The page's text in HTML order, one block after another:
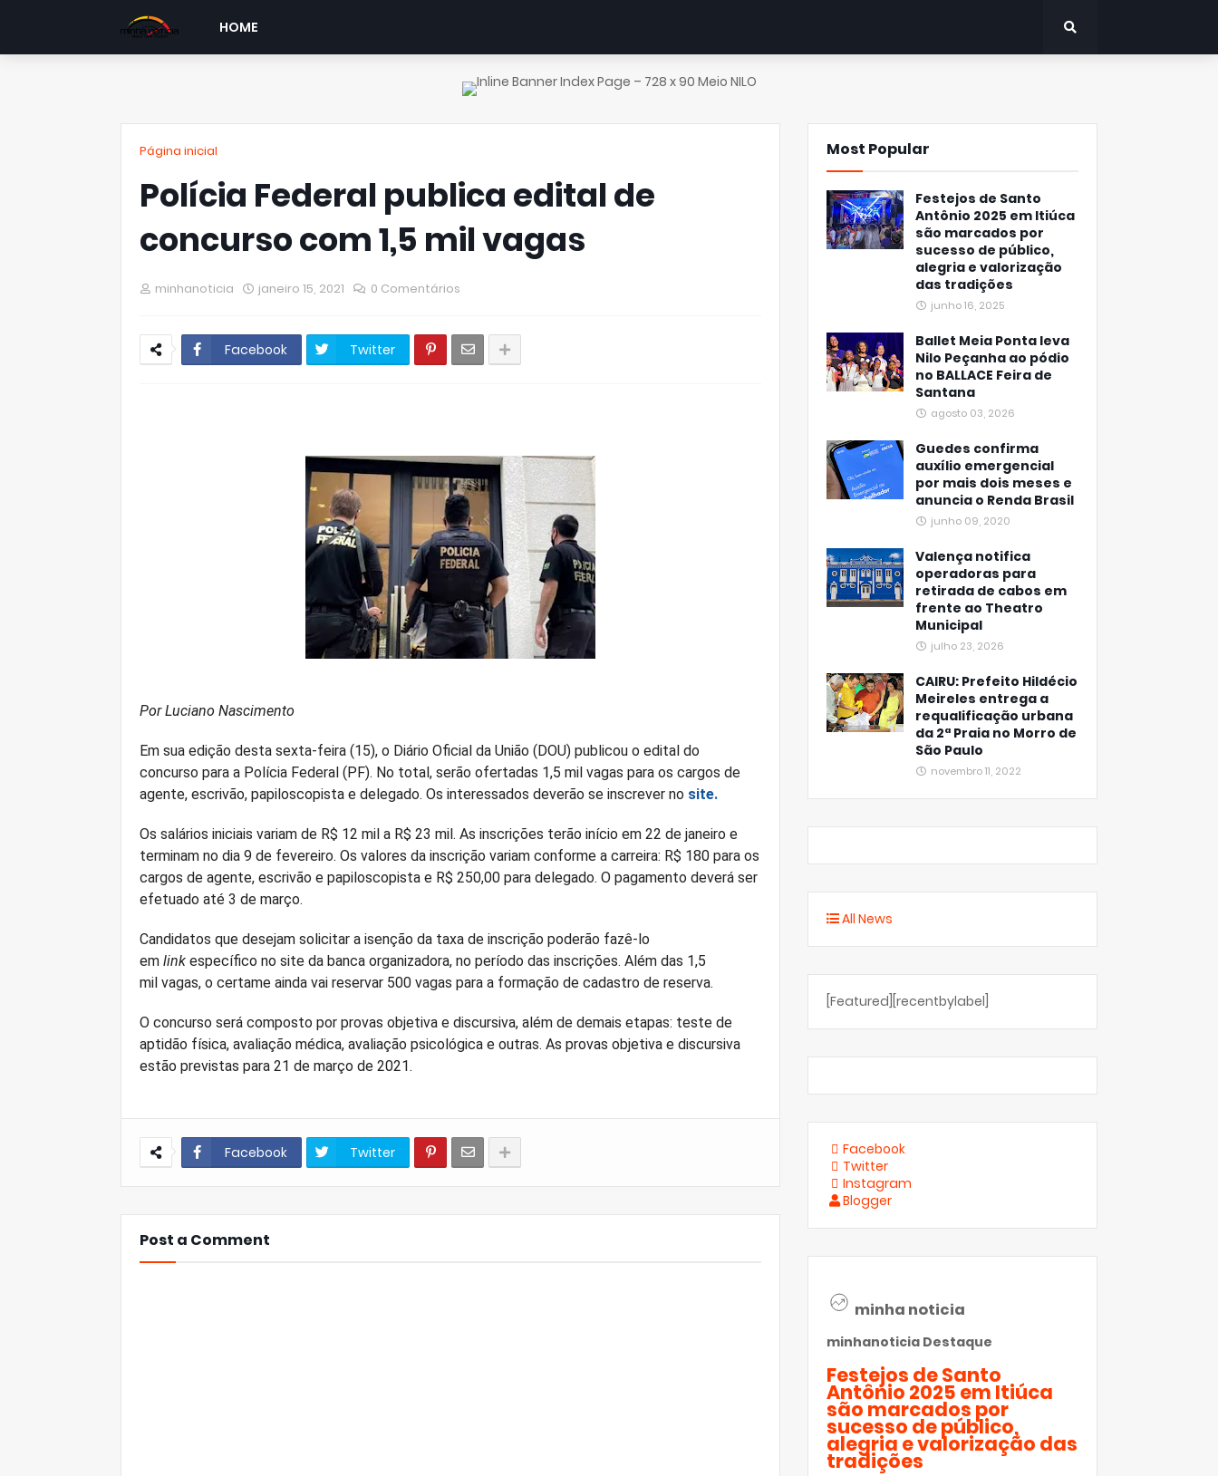
HOME
Página inicial
Polícia Federal publica edital de
concurso com 1,5 mil vagas
minhanoticia janeiro 15, 2021 0 Comentários
Facebook Twitter
Por Luciano Nascimento
Em sua edição desta sexta-feira (15), o Diário Oficial da União (DOU) publicou o edital do
concurso para a Polícia Federal (PF). No total, serão ofertadas 1,5 mil vagas para os cargos de
agente, escrivão, papiloscopista e delegado. Os interessados deverão se inscrever no site.
Os salários iniciais variam de R$ 12 mil a R$ 23 mil. As inscrições terão início em 22 de janeiro e
terminam no dia 9 de fevereiro. Os valores da inscrição variam conforme a carreira: R$ 180 para os
cargos de agente, escrivão e papiloscopista e R$ 250,00 para delegado. O pagamento deverá ser
efetuado até 3 de março.
Candidatos que desejam solicitar a isenção da taxa de inscrição poderão fazê-lo
em link específico no site da banca organizadora, no período das inscrições. Além das 1,5
mil vagas, o certame ainda vai reservar 500 vagas para a formação de cadastro de reserva.
O concurso será composto por provas objetiva e discursiva, além de demais etapas: teste de
aptidão física, avaliação médica, avaliação psicológica e outras. As provas objetiva e discursiva
estão previstas para 21 de março de 2021.
Facebook Twitter
Post a Comment
Most Popular
Festejos de Santo
Antônio 2025 em Itiúca
são marcados por
sucesso de público,
alegria e valorização
das tradições
junho 16, 2025
Ballet Meia Ponta leva
Nilo Peçanha ao pódio
no BALLACE Feira de
Santana
agosto 03, 2026
Guedes confirma
auxílio emergencial
por mais dois meses e
anuncia o Renda Brasil
junho 09, 2020
Valença notifica
operadoras para
retirada de cabos em
frente ao Theatro
Municipal
julho 23, 2026
CAIRU: Prefeito Hildécio
Meireles entrega a
requalificação urbana
da 2ª Praia no Morro de
São Paulo
novembro 11, 2022
All News
[Featured][recentbylabel]
Facebook
Twitter
Instagram
Blogger
minha noticia
minhanoticia Destaque
Festejos de Santo
Antônio 2025 em Itiúca
são marcados por
sucesso de público,
alegria e valorização das
tradições